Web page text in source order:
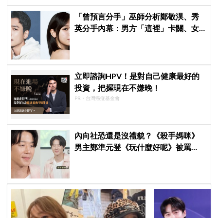
「曾預言分手」巫師分析鄭敬淏、秀
英分手內幕：男方「這裡」卡關、女
立即諮詢HPV！是對自己健康最好的
投資，把握現在不嫌晚！
PR・台灣癌症基金會
內向社恐還是沒禮貌？《殺手媽咪》
男主鄭準元登《玩什麼好呢》被罵